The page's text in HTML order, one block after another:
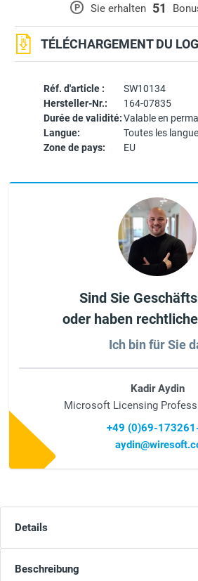
Réf. d'article :
SW10134
Hersteller-Nr.:
164-07835
Durée de validité:Valable en
Langue:
Toutes les
Zone de pays:
EU
P Sie erhalten 51
TÉLÉCHARGEMENT DU
Sind Sie
oder haben
Ich bin für Sie
Kadir Aydin
Microsoft Licensing
+49 (0)69-
Details
Beschreibung